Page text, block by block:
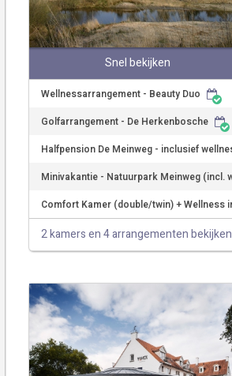
Snel bekijken
Wellnessarrangement - Beauty Duo
Golfarrangement - De Herkenbosche
Halfpension De Meinweg - inclusief
Minivakantie - Natuurpark Meinweg (incl.
Comfort Kamer (double/twin) + Wellness
2 kamers en 4 arrangementen bekijken